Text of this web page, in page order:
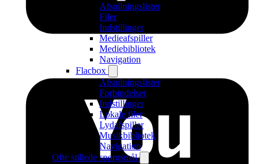
Afspilningslister
Filer
Indstillinger
Medieafspiller
Mediebibliotek
Navigation
Flacbox
Afspilningslister
Forbindelser
Indstillinger
Lokale filer
Lydafspiller
Musikbibliotek
Navigation
Ofte stillede spørgsmål